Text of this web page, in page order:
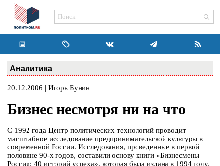
Аналитика
20.12.2006 | Игорь Бунин
Бизнес несмотря ни на что
С 1992 года Центр политических технологий проводит
масштабное исследование предпринимательской культуры в
современной России. Исследования, проведенные в первой
половине 90-х годов, составили основу книги «Бизнесмены
России: 40 историй успеха», которая была издана в 1994 году.